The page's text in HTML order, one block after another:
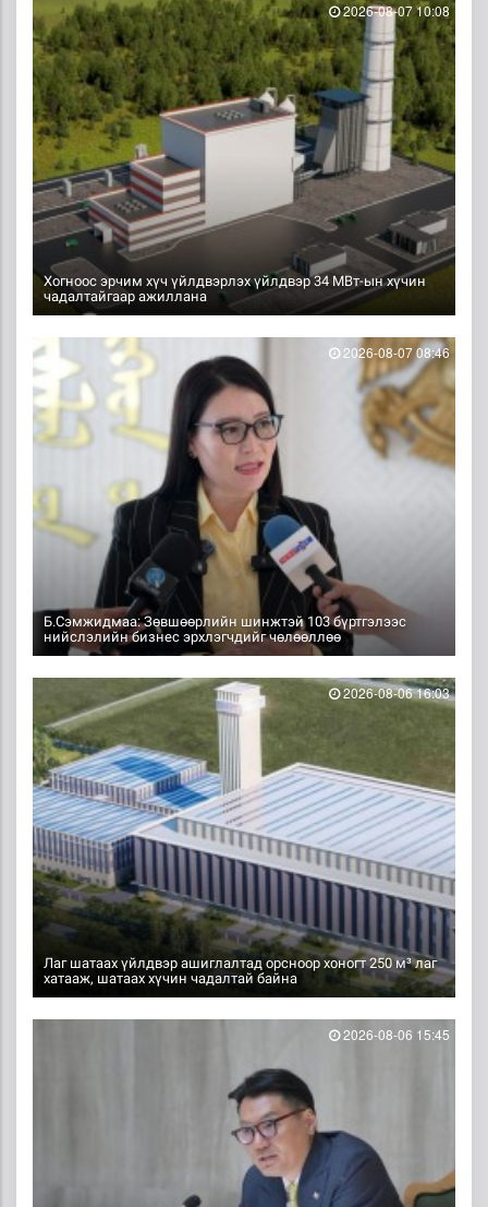
Хогноос эрчим хүч үйлдвэрлэх үйлдвэр 34 МВт-ын хүчин
чадалтайгаар ажиллана
2026-08-07 10:08
Б.Сэмжидмаа: Зөвшөөрлийн шинжтэй 103 бүртгэлээс
нийслэлийн бизнес эрхлэгчдийг чөлөөллөө
2026-08-07 08:46
Лаг шатаах үйлдвэр ашиглалтад орсноор хоногт 250 м³ лаг
хатааж, шатаах хүчин чадалтай байна
2026-08-06 16:03
2026-08-06 15:45